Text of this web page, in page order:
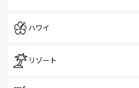
ハワイ
リゾート